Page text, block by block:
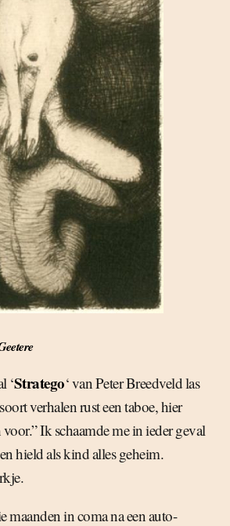
‘Stratego‘ van Peter Breedveld las
verhalen rust een taboe, hier
Ik schaamde me in ieder geval
hield als kind alles geheim.
maanden in coma na een auto-